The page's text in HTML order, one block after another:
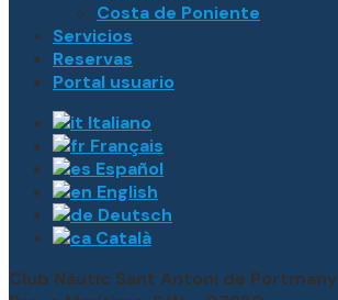
Costa de Poniente
Servicios
Reservas
Portal usuario
Italiano
Français
Español
English
Deutsch
Català
Club Nàutic Sant Antoni de Portmany